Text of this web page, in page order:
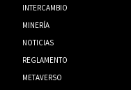
INTERCAMBIO
MINERÍA
NOTICIAS
REGLAMENTO
METAVERSO